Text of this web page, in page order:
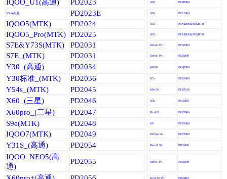
IQOO_U1(高通) PD2023 A93 PEHM00
Y50t(高通) PD2023E A95 PELM00
IQOO5(MTK) PD2024 A55 PEMM00&PEMT00
IQOO5_Pro(MTK) PD2025 A55 PEMM20&PEMT20
S7E&Y73S(MTK) PD2031 Reno6 Pro+ PENM00
S7E_(MTK) PD2031 Reno6 Pro PEPM00
Y30_(高通) PD2034 Reno6 PEQM00
Y30标准_(MTK) PD2036 K7x PERM00
Y54s_(MTK) PD2045 K9s 5G PERM10
X60_(三星) PD2046 A36 PESM10
X60pro_(三星) PD2047 Find N PEUM00
S9e(MTK) PD2048 K9 PEXM00
IQOO7(MTK) PD2049 K9 Pro 5G PEYM00
Y31S_(高通) PD2054 Reno7 SE PFCM00
IQOO_NEO5(高
通)
PD2055 Reno7 Pro PFDM00
Find X5 Pro PFEM10